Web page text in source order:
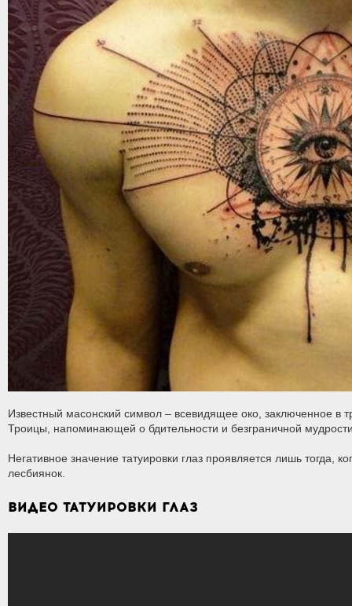
Известный масонский символ – всевидящее око, заключенное в
Троицы, напоминающей о бдительности и безграничной
Негативное значение татуировки глаз проявляется лишь тогда,
лесбиянок.
ВИДЕО ТАТУИРОВКИ ГЛАЗ